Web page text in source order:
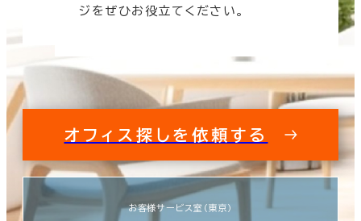
ジをぜひお役立てください。
オフィス探しを依頼する
お客様サービス室（東京）